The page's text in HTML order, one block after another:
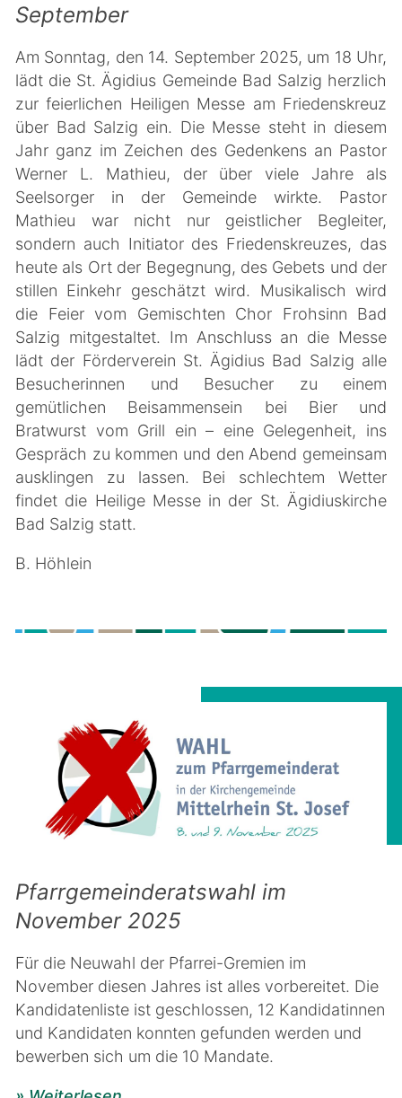
September
Am Sonntag, den 14. September 2025, um 18 Uhr,
lädt die St. Ägidius Gemeinde Bad Salzig herzlich
zur feierlichen Heiligen Messe am Friedenskreuz
über Bad Salzig ein. Die Messe steht in diesem
Jahr ganz im Zeichen des Gedenkens an Pastor
Werner L. Mathieu, der über viele Jahre als
Seelsorger in der Gemeinde wirkte. Pastor
Mathieu war nicht nur geistlicher Begleiter,
sondern auch Initiator des Friedenskreuzes, das
heute als Ort der Begegnung, des Gebets und der
stillen Einkehr geschätzt wird. Musikalisch wird
die Feier vom Gemischten Chor Frohsinn Bad
Salzig mitgestaltet. Im Anschluss an die Messe
lädt der Förderverein St. Ägidius Bad Salzig alle
Besucherinnen und Besucher zu einem
gemütlichen Beisammensein bei Bier und
Bratwurst vom Grill ein – eine Gelegenheit, ins
Gespräch zu kommen und den Abend gemeinsam
ausklingen zu lassen. Bei schlechtem Wetter
findet die Heilige Messe in der St. Ägidiuskirche
Bad Salzig statt.
B. Höhlein
Pfarrgemeinderatswahl im
November 2025
Für die Neuwahl der Pfarrei-Gremien im
November diesen Jahres ist alles vorbereitet. Die
Kandidatenliste ist geschlossen, 12 Kandidatinnen
und Kandidaten konnten gefunden werden und
bewerben sich um die 10 Mandate.